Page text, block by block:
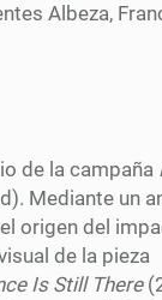
Albeza,
de la campaña
Mediante un
origen del
de la pieza
Is Still There